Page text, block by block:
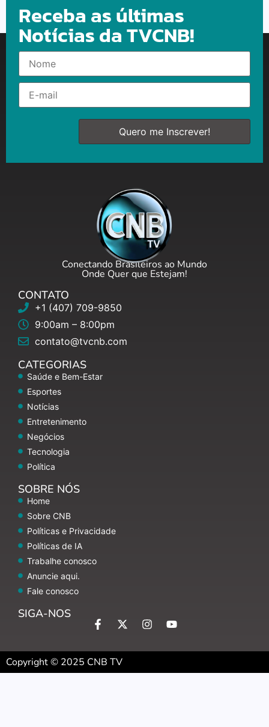
Receba as últimas
Notícias da TVCNB!
Conectando Brasileiros ao Mundo
Onde Quer que Estejam!
CONTATO
+1 (407) 709-9850
9:00am – 8:00pm
contato@tvcnb.com
CATEGORIAS
Saúde e Bem-Estar
Esportes
Notícias
Entretenimento
Negócios
Tecnologia
Política
SOBRE NÓS
Home
Sobre CNB
Políticas e Privacidade
Políticas de IA
Trabalhe conosco
Anuncie aqui.
Fale conosco
SIGA-NOS
Copyright © 2025 CNB TV